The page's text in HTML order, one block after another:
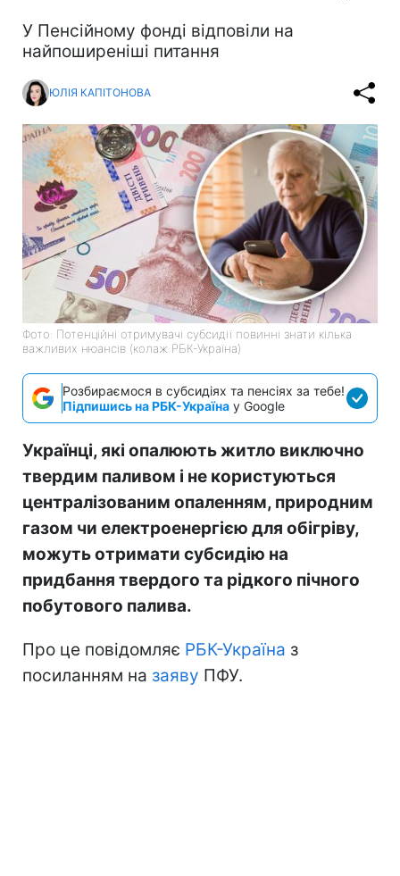
У Пенсійному фонді відповіли на
найпоширеніші питання
ЮЛІЯ КАПІТОНОВА
Фото: Потенційні отримувачі субсидії повинні знати кілька
важливих нюансів (колаж РБК-Україна)
Розбираємося в субсидіях та пенсіях за тебе!
Підпишись на РБК-Україна у Google
Українці, які опалюють житло виключно
твердим паливом і не користуються
централізованим опаленням, природним
газом чи електроенергією для обігріву,
можуть отримати субсидію на
придбання твердого та рідкого пічного
побутового палива.
Про це повідомляє РБК-Україна з
посиланням на заяву ПФУ.